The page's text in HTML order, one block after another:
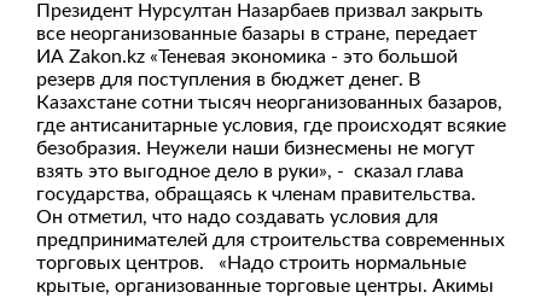
Президент Нурсултан Назарбаев призвал закрыть
все неорганизованные базары в стране, передает
ИА Zakon.kz «Теневая экономика - это большой
резерв для поступления в бюджет денег. В
Казахстане сотни тысяч неорганизованных базаров,
где антисанитарные условия, где происходят всякие
безобразия. Неужели наши бизнесмены не могут
взять это выгодное дело в руки», - сказал глава
государства, обращаясь к членам правительства.
Он отметил, что надо создавать условия для
предпринимателей для строительства современных
торговых центров. «Надо строить нормальные
крытые, организованные торговые центры. Акимы